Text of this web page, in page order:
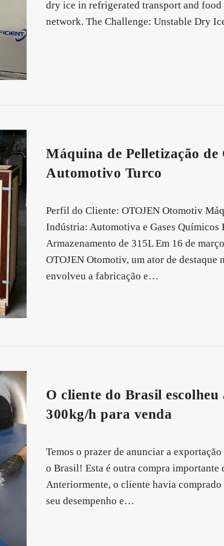
dry ice in refrigerated transport and food
network. The Challenge: Unstable Dry
Máquina de Pelletização
Automotivo Turco
Perfil do Cliente: OTOJEN Otomotiv
Indústria: Automotiva e Gases Químicos
Armazenamento de 315L Em 16 de
OTOJEN Otomotiv, um ator de destaque
envolveu a fabricação e…
O cliente do Brasil
300kg/h para venda
Temos o prazer de anunciar a
o Brasil! Esta é outra compra
Anteriormente, o cliente havia comprado
seu desempenho e…